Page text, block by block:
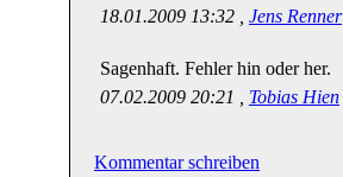
18.01.2009 13:32 , Jens Renner
Sagenhaft. Fehler hin oder her.
07.02.2009 20:21 , Tobias Hien
Kommentar schreiben